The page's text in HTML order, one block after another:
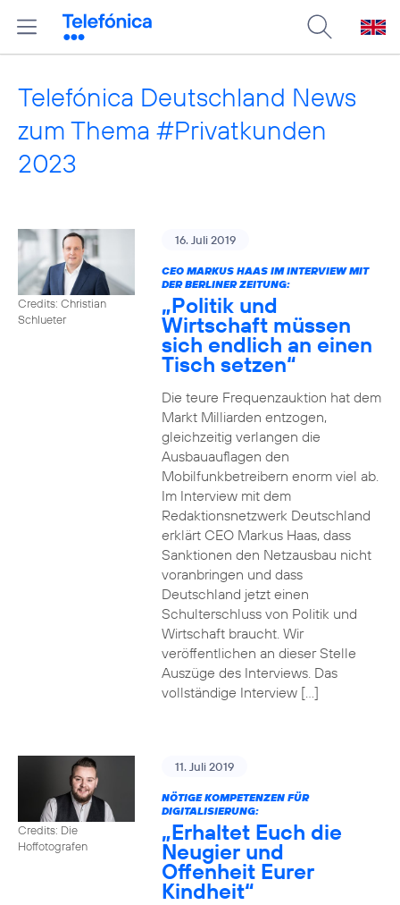
Telefónica Deutschland News
zum Thema #Privatkunden
2023
Credits: Christian
Schlueter
16. Juli 2019
CEO MARKUS HAAS IM INTERVIEW MIT
DER BERLINER ZEITUNG:
„Politik und
Wirtschaft müssen
sich endlich an einen
Tisch setzen“
Die teure Frequenzauktion hat dem
Markt Milliarden entzogen,
gleichzeitig verlangen die
Ausbauauflagen den
Mobilfunkbetreibern enorm viel ab.
Im Interview mit dem
Redaktionsnetzwerk Deutschland
erklärt CEO Markus Haas, dass
Sanktionen den Netzausbau nicht
voranbringen und dass
Deutschland jetzt einen
Schulterschluss von Politik und
Wirtschaft braucht. Wir
veröffentlichen an dieser Stelle
Auszüge des Interviews. Das
vollständige Interview […]
Credits: Die
Hoffotografen
11. Juli 2019
NÖTIGE KOMPETENZEN FÜR
DIGITALISIERUNG:
„Erhaltet Euch die
Neugier und
Offenheit Eurer
Kindheit“